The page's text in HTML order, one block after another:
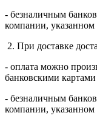
- безналичным
компании, указанном
2. При доставке
- оплата можно
банковскими
- безналичным
компании, указанном